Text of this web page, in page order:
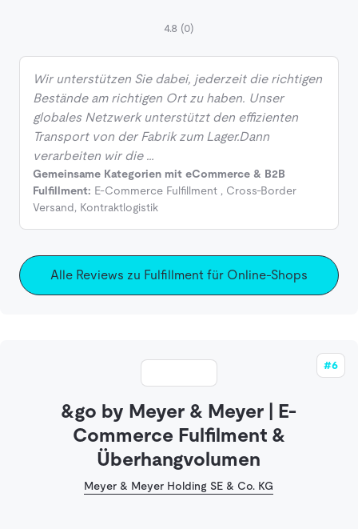
4.8 (0)
Wir unterstützen Sie dabei, jederzeit die richtigen
Bestände am richtigen Ort zu haben. Unser
globales Netzwerk unterstützt den effizienten
Transport von der Fabrik zum Lager.Dann
verarbeiten wir die …
Gemeinsame Kategorien mit eCommerce & B2B
Fulfillment: E-Commerce Fulfillment , Cross-Border
Versand, Kontraktlogistik
Alle Reviews zu Fulfillment für Online-Shops
#6
&go by Meyer & Meyer | E-
Commerce Fulfilment &
Überhangvolumen
Meyer & Meyer Holding SE & Co. KG